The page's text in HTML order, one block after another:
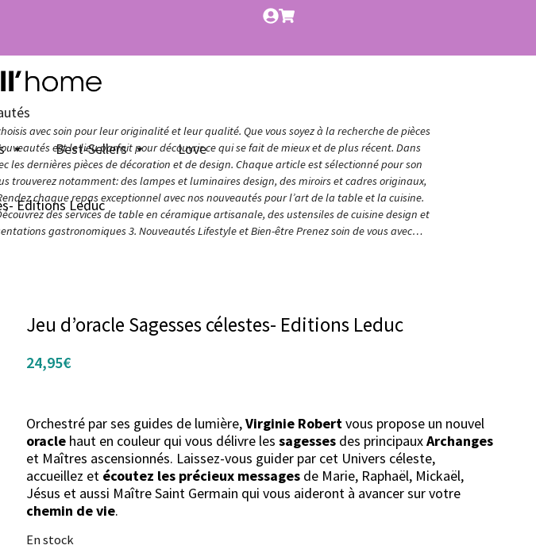
avec soin pour leur originalité et leur qualité. Que vous soyez à la recherche de pièces
est le lieu parfait pour découvrir ce qui se fait de mieux et de plus récent. Dans
les dernières pièces de décoration et de design. Chaque article est sélectionné pour son
trouverez notamment: des lampes et luminaires design, des miroirs et cadres originaux,
chaque repas exceptionnel avec nos nouveautés pour l’art de la table et la cuisine.
des services de table en céramique artisanale, des ustensiles de cuisine design et
gastronomiques 3. Nouveautés Lifestyle et Bien-être Prenez soin de vous avec…
Best-Sellers Love
Editions Leduc
Jeu d’oracle Sagesses célestes- Editions Leduc
24,95€
Orchestré par ses guides de lumière,Virginie Robertvous propose un nouvel
oracle haut en couleur qui vous délivre les sagesses des principauxArchanges
et Maîtres ascensionnés. Laissez-vous guider par cet Univers céleste,
accueillez et écoutez les précieux messages de Marie, Raphaël, Mickaël,
Jésus et aussi Maître Saint Germain qui vous aideront à avancer sur votre
chemin de vie.
En stock